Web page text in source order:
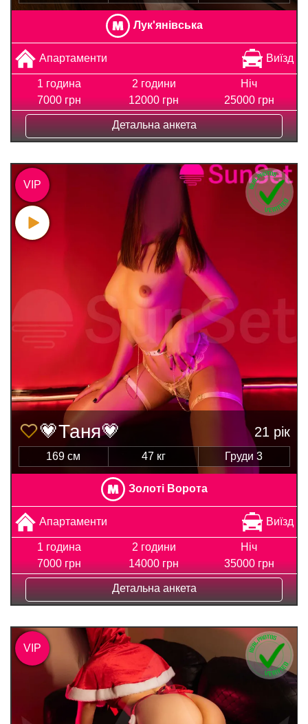
Лук'янівська
Апартаменти Виїзд
1 година
7000 грн
2 години
12000 грн
Ніч
25000 грн
Детальна анкета
💗Таня💗 21 рік
169 см 47 кг Груди 3
Золоті Ворота
Апартаменти Виїзд
1 година
7000 грн
2 години
14000 грн
Ніч
35000 грн
Детальна анкета
VIP
VIP